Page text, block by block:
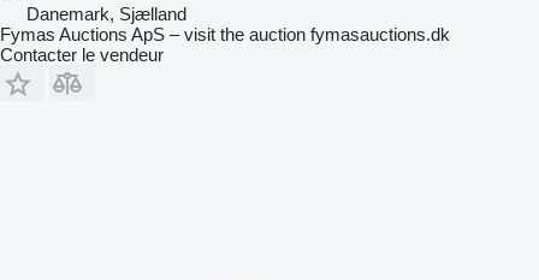
Danemark, Sjælland
Fymas Auctions ApS – visit the auction fymasauctions.dk
Contacter le vendeur